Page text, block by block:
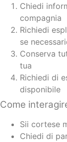
Chiedi
compagnia
Richiedi
se
Conserva
tua
Richiedi di
disponibile
Come
Sii cortese
Chiedi di